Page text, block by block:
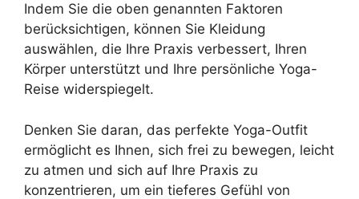
Indem Sie die oben genannten Faktoren
berücksichtigen, können Sie Kleidung
auswählen, die Ihre Praxis verbessert, Ihren
Körper unterstützt und Ihre persönliche Yoga-
Reise widerspiegelt.
Denken Sie daran, das perfekte Yoga-Outfit
ermöglicht es Ihnen, sich frei zu bewegen, leicht
zu atmen und sich auf Ihre Praxis zu
konzentrieren, um ein tieferes Gefühl von